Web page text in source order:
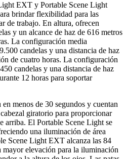
EXT y Portable Scene Light
brindar flexibilidad para las
de trabajo. En altura, ofrecen
y un alcance de haz de 616 metros
La configuración media
candelas y una distancia de haz
de cuatro horas. La configuración
candelas y una distancia de haz
12 horas para soportar
menos de 30 segundos y cuentan
giratorio para proporcionar
arriba. El Portable Scene Light se
una iluminación de área
Scene Light EXT alcanza las 84
elevación para la iluminación